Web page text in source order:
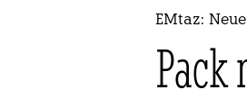
EMtaz: